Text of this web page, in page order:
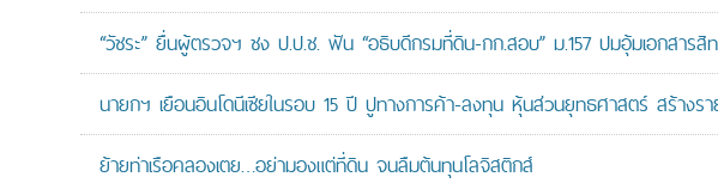
“วัชระ” ยื่นผู้ตรวจฯ ชง ป.ป.ช. ฟัน “อธิบดีกรมที่ดิน-กก.สอบ” ม.157 ปมอุ้มเอกสารสิท
นายกฯ เยือนอินโดนีเซียในรอบ 15 ปี ปูทางการค้า-ลงทุน หุ้นส่วนยุทธศาสตร์ สร้างรา
ย้ายท่าเรือคลองเตย…อย่ามองแต่ที่ดิน จนลืมต้นทุนโลจิสติกส์